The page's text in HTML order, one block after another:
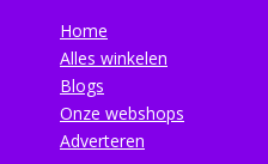
Home
Alles winkelen
Blogs
Onze webshops
Adverteren